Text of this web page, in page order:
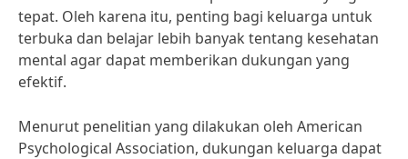
tepat. Oleh karena itu, penting bagi keluarga untuk
terbuka dan belajar lebih banyak tentang kesehatan
mental agar dapat memberikan dukungan yang
efektif.
Menurut penelitian yang dilakukan oleh American
Psychological Association, dukungan keluarga dapat